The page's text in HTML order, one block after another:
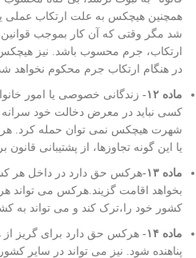
همچنین هیچکس به علت ارتکاب عملی
شد مگر وقتی که آن کار بموجب قوانین
ارتکاب، جرم محسوب باشد. نیز
در هنگام ارتکاب جرم محکوم نخواهد
ماده ۱۲-
زندگانی خصوصی یا امور
کسی نباید در معرض دخالت خود
شهرت هیچکس نمی توان حمله کرد.
یا این گونه تجاوزها، از پشتیبانی قانون
ماده ۱۳-
هرکس حق دارد در داخل هر
بخواهد اقامت گزیند.هرکس می تواند
کشور خود را،ترک کند و می تواند به
ماده ۱۴-
هرکس حق دارد برای گریز از
پناهنده شود. نیز می تواند در سایر